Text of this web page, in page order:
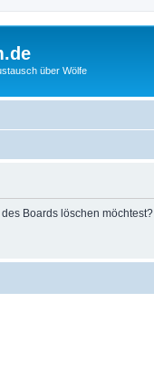
über Wölfe
Boards löschen möchtest?